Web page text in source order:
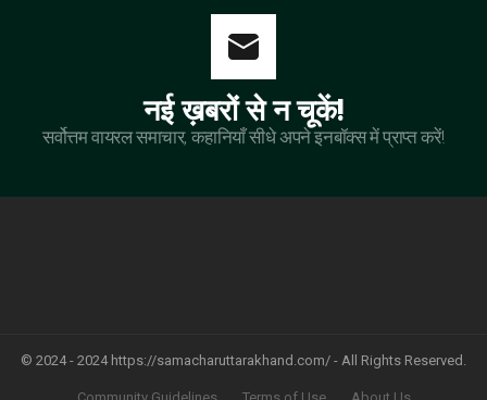
नई ख़बरों से न चूकें!
सर्वोत्तम वायरल समाचार, कहानियाँ सीधे अपने इनबॉक्स में प्राप्त करें!
© 2024 - 2024 https://samacharuttarakhand.com/ - All Rights Reserved.